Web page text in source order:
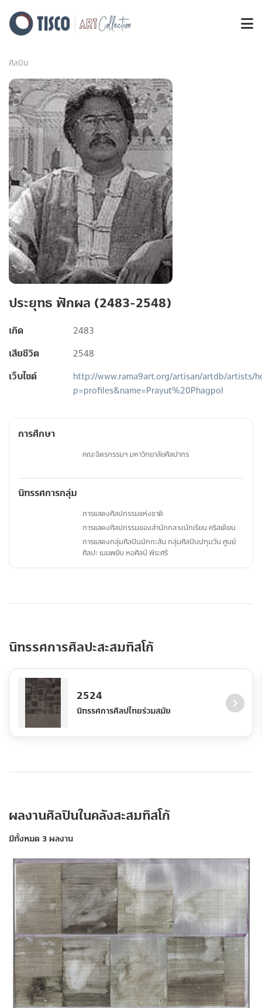
ศิลปิน
ประยุทธ ฟักผล (2483-2548)
เกิด
2483
เสียชีวิต
2548
เว็บไซต์
http://www.rama9art.org/artisan/artdb/artists/
p=profiles&name=Prayut%20Phagpol
การศึกษา
คณะจิตรกรรมฯ มหาวิทยาลัยศิลปากร
นิทรรศการกลุ่ม
การแสดงศิลปกรรมแห่งชาติ
การแสดงศิลปกรรมของสำนักกลางนักเรียน คริสเตียน
การแสดงกลุ่มศิลปินมักกะสัน กลุ่มศิลปินปทุมวัน ศูนย์
ศิลปะ เมฆพยับ หอศิลป์ พีระศรี
นิทรรศการศิลปะสะสมทิสโก้
2524
นิทรรศการศิลปไทยร่วมสมัย
ผลงานศิลปินในคลังสะสมทิสโก้
มีทั้งหมด 3 ผลงาน